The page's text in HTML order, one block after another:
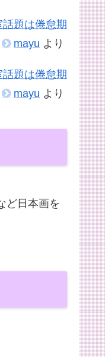
題は倦怠期
mayu より
題は倦怠期
mayu より
ど日本画を